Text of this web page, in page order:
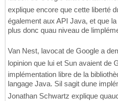
explique encore que cette liberté
également aux API Java, et que
plus donc quau niveau de
Van Nest, lavocat de Google a
lopinion que lui et Sun avaient de
implémentation libre de la
langage Java. Sil sagit dune
Jonathan Schwartz explique